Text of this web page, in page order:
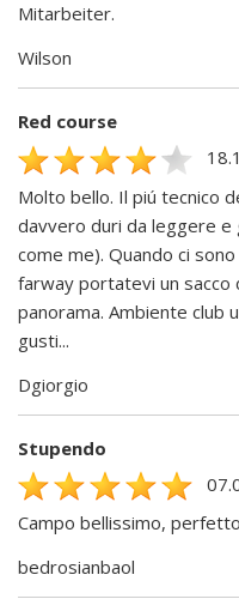
Mitarbeiter.
Wilson
Red course
Molto bello. Il piú tecnico
davvero duri da leggere e
come me). Quando ci
farway portatevi un sacco
panorama. Ambiente club
gusti...
Dgiorgio
Stupendo
Campo bellissimo,
bedrosianbaol